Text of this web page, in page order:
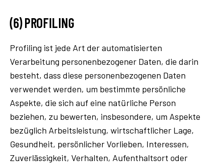
(6) PROFILING
Profiling ist jede Art der automatisierten
Verarbeitung personenbezogener Daten, die darin
besteht, dass diese personenbezogenen Daten
verwendet werden, um bestimmte persönliche
Aspekte, die sich auf eine natürliche Person
beziehen, zu bewerten, insbesondere, um Aspekte
bezüglich Arbeitsleistung, wirtschaftlicher Lage,
Gesundheit, persönlicher Vorlieben, Interessen,
Zuverlässigkeit, Verhalten, Aufenthaltsort oder